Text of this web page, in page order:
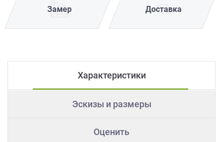
Замер Доставка
Характеристики
Эскизы и размеры
Оценить